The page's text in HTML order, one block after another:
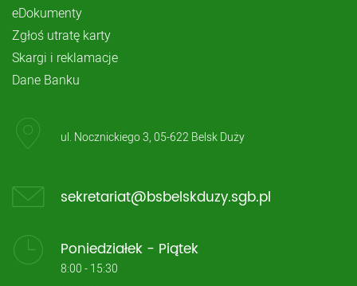
eDokumenty
Zgłoś utratę karty
Skargi i reklamacje
Dane Banku
ul. Nocznickiego 3, 05-622 Belsk Duży
sekretariat@bsbelskduzy.sgb.pl
Poniedziałek - Piątek
8:00 - 15:30